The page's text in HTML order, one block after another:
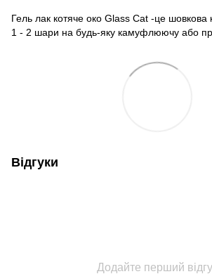
Гель лак котяче око Glass Cat -це шовкова
1 - 2 шари на будь-яку камуфлюючу або
Відгуки
Додайте перший